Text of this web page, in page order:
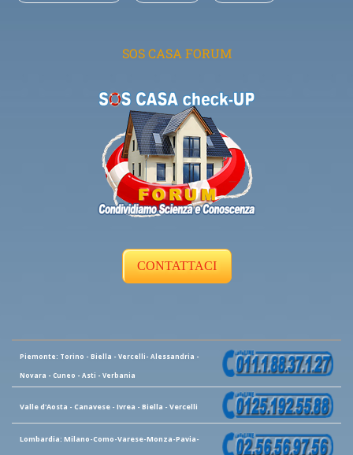
SOS CASA FORUM
CONTATTACI
Piemonte: Torino - Biella - Vercelli- Alessandria -
Novara - Cuneo - Asti - Verbania
Valle d'Aosta - Canavese - Ivrea - Biella - Vercelli
Lombardia: Milano-Como-Varese-Monza-Pavia-